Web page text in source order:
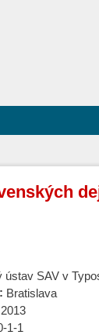
ústav SAV v
Bratislava
2013
1-1